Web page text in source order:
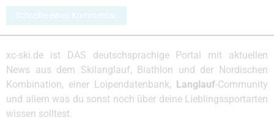
Schreibe einen Kommentar
xc-ski.de ist DAS deutschsprachige Portal mit aktuellen
News aus dem Skilanglauf, Biathlon und der Nordischen
Kombination, einer Loipendatenbank, Langlauf-Community
und allem was du sonst noch über deine Lieblingssportarten
wissen solltest.